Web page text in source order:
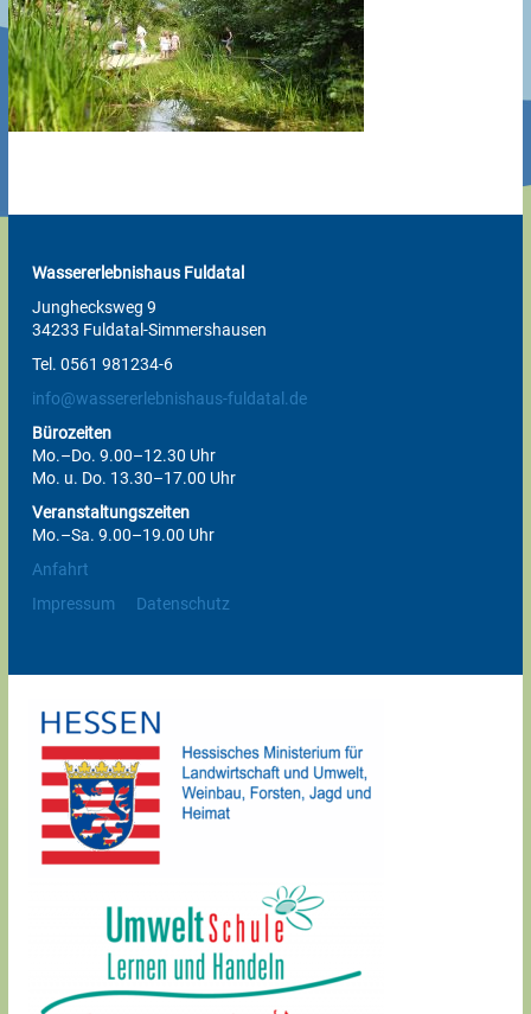
Wassererlebnishaus Fuldatal
Junghecksweg 9
34233 Fuldatal-Simmershausen
Tel. 0561 981234-6
info@wassererlebnishaus-fuldatal.de
Bürozeiten
Mo.–Do. 9.00–12.30 Uhr
Mo. u. Do. 13.30–17.00 Uhr
Veranstaltungszeiten
Mo.–Sa. 9.00–19.00 Uhr
Anfahrt
Impressum
Datenschutz